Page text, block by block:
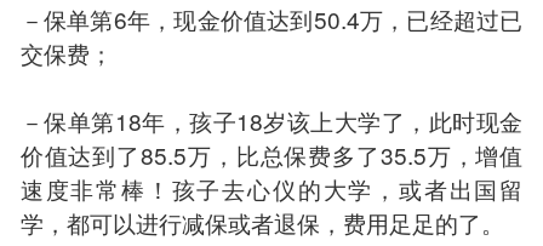
－保单第6年，现金价值达到50.4万，已经超过已
交保费；
－保单第18年，孩子18岁该上大学了，此时现金
价值达到了85.5万，比总保费多了35.5万，增值
速度非常棒！孩子去心仪的大学，或者出国留
学，都可以进行减保或者退保，费用足足的了。